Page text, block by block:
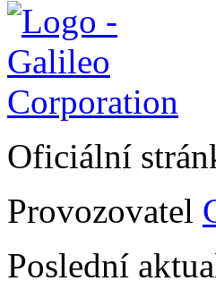
Oficiální
Provozovatel
Poslední